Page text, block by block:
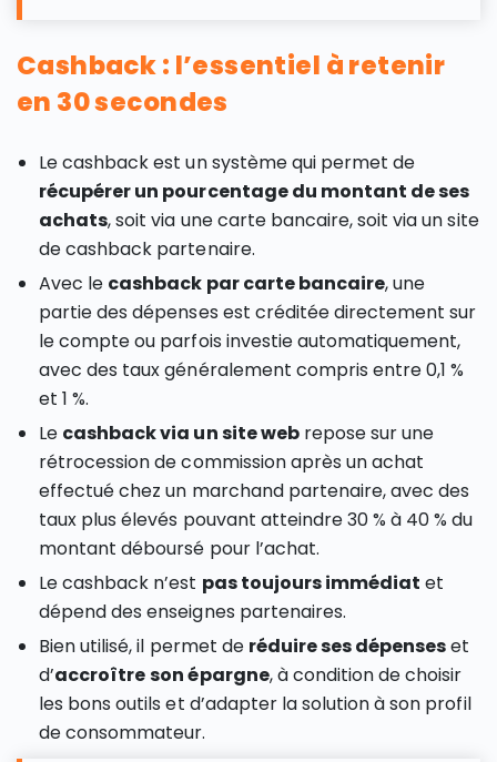
Cashback : l’essentiel à retenir
en 30 secondes
Le cashback est un système qui permet de
récupérer un pourcentage du montant de ses
achats, soit via une carte bancaire, soit via un site
de cashback partenaire.
Avec le cashback par carte bancaire, une
partie des dépenses est créditée directement sur
le compte ou parfois investie automatiquement,
avec des taux généralement compris entre 0,1 %
et 1 %.
Le cashback via un site webrepose sur une
rétrocession de commission après un achat
effectué chez un marchand partenaire, avec des
taux plus élevés pouvant atteindre 30 % à 40 % du
montant déboursé pour l’achat.
Le cashback n’est pas toujours immédiat et
dépend des enseignes partenaires.
Bien utilisé, il permet de réduire ses dépenseset
d’accroîtreson épargne, à condition de choisir
les bons outils et d’adapter la solution à son profil
de consommateur.